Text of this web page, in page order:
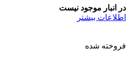
در انبار موجود نیست
اطلاعات بیشتر
فروخته شده